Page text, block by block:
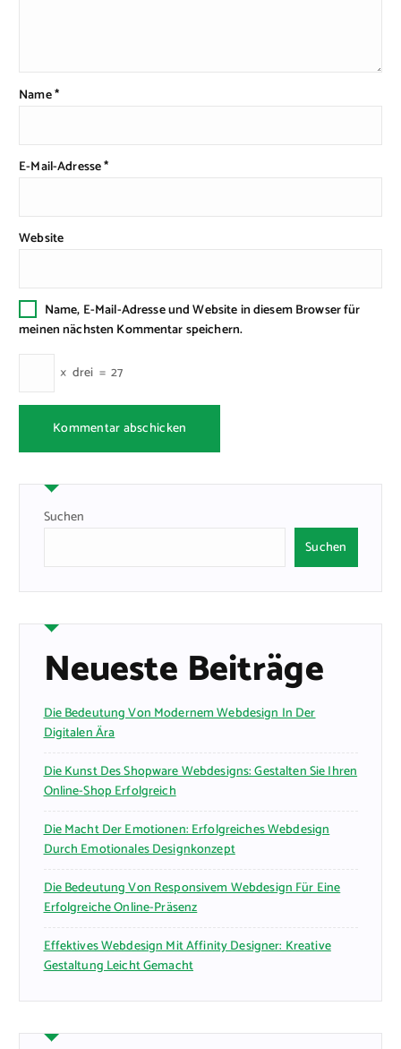
Name*
E-Mail-Adresse*
Website
Name, E-Mail-Adresse und Website in diesem Browser für
meinen nächsten Kommentar speichern.
× drei = 27
Suchen
Suchen
Neueste Beiträge
Die Bedeutung Von Modernem Webdesign In Der
Digitalen Ära
Die Kunst Des Shopware Webdesigns: Gestalten Sie Ihren
Online-Shop Erfolgreich
Die Macht Der Emotionen: Erfolgreiches Webdesign
Durch Emotionales Designkonzept
Die Bedeutung Von Responsivem Webdesign Für Eine
Erfolgreiche Online-Präsenz
Effektives Webdesign Mit Affinity Designer: Kreative
Gestaltung Leicht Gemacht